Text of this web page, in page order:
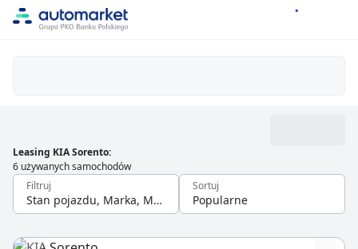
Leasing KIA Sorento:
6 używanych samochodów
Filtruj
Stan pojazdu, Marka, Model
Sortuj
Popularne